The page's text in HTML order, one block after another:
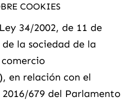
COOKIES
34/2002, de 11 de
la sociedad de la
en relación con el
679 del Parlamento